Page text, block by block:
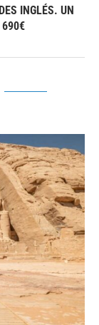
INGLÉS. UN
690€